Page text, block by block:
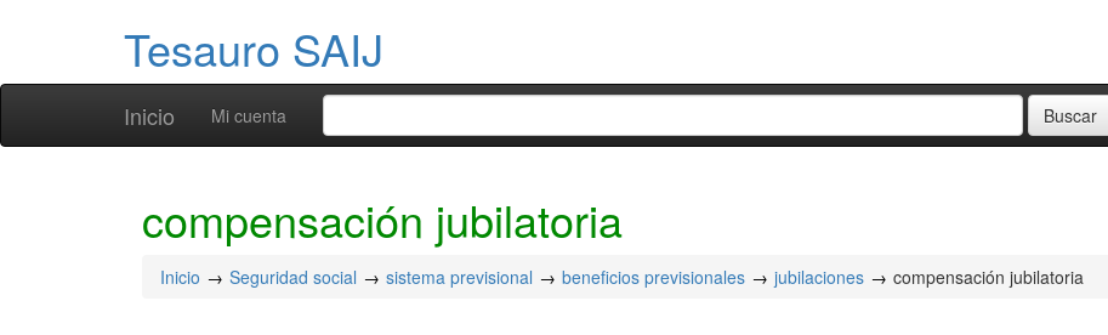
Tesauro SAIJ
Inicio Mi cuenta
compensación jubilatoria
Inicio Seguridad social sistema previsional beneficios previsionales jubilaciones compensación jubilatoria